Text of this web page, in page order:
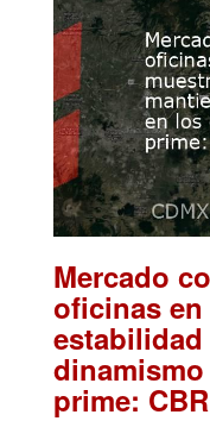
Mercado
oficinas en
estabilidad
prime: